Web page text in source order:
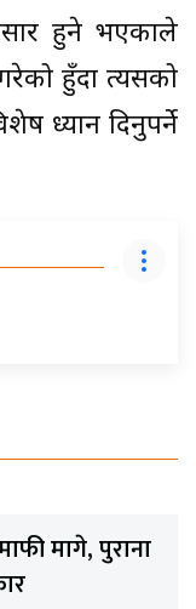
हुने भएकाले
हुँदा त्यसको
ध्यान दिनुपर्ने
मागे, पुराना